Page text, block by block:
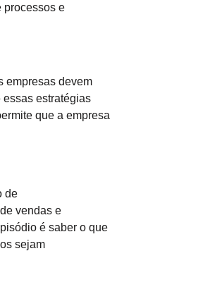
processos e
empresas devem
estratégias
que a empresa
de
vendas e
é saber o que
sejam